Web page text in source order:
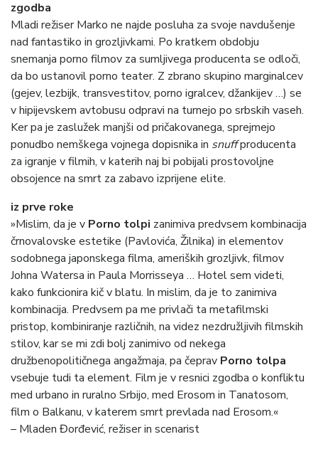
zgodba
Mladi režiser Marko ne najde posluha za svoje navdušenje
nad fantastiko in grozljivkami. Po kratkem obdobju
snemanja porno filmov za sumljivega producenta se odloči,
da bo ustanovil porno teater. Z zbrano skupino marginalcev
(gejev, lezbijk, transvestitov, porno igralcev, džankijev …) se
v hipijevskem avtobusu odpravi na turnejo po srbskih vaseh.
Ker pa je zaslužek manjši od pričakovanega, sprejmejo
ponudbo nemškega vojnega dopisnika in snuffproducenta
za igranje v filmih, v katerih naj bi pobijali prostovoljne
obsojence na smrt za zabavo izprijene elite.
iz prve roke
»Mislim, da je v Porno tolpi zanimiva predvsem kombinacija
črnovalovske estetike (Pavlovića, Žilnika) in elementov
sodobnega japonskega filma, ameriških grozljivk, filmov
Johna Watersa in Paula Morrisseya … Hotel sem videti,
kako funkcionira kič v blatu. In mislim, da je to zanimiva
kombinacija. Predvsem pa me privlači ta metafilmski
pristop, kombiniranje različnih, na videz nezdružljivih filmskih
stilov, kar se mi zdi bolj zanimivo od nekega
družbenopolitičnega angažmaja, pa čeprav Porno tolpa
vsebuje tudi ta element. Film je v resnici zgodba o konfliktu
med urbano in ruralno Srbijo, med Erosom in Tanatosom,
film o Balkanu, v katerem smrt prevlada nad Erosom.«
– Mladen Đorđević, režiser in scenarist